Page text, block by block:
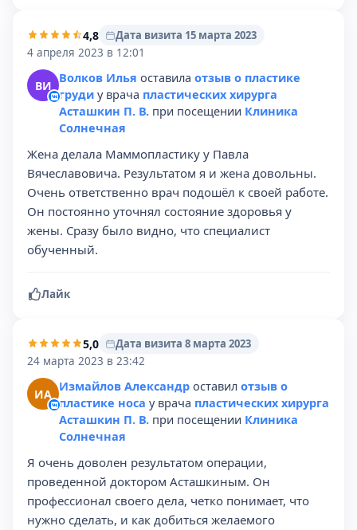
4,8
Дата визита 15 марта 2023
4 апреля 2023 в 12:01
ВИ Волков Илья оставила отзыв о пластике
груди у врача пластических хирурга
Асташкин П. В. при посещении Клиника
Солнечная
Жена делала Маммопластику у Павла
Вячеславовича. Результатом я и жена довольны.
Очень ответственно врач подошёл к своей работе.
Он постоянно уточнял состояние здоровья у
жены. Сразу было видно, что специалист
обученный.
Лайк
5,0
Дата визита 8 марта 2023
24 марта 2023 в 23:42
ИА Измайлов Александр оставил отзыв о
пластике носа у врача пластических хирурга
Асташкин П. В. при посещении Клиника
Солнечная
Я очень доволен результатом операции,
проведенной доктором Асташкиным. Он
профессионал своего дела, четко понимает, что
нужно сделать, и как добиться желаемого